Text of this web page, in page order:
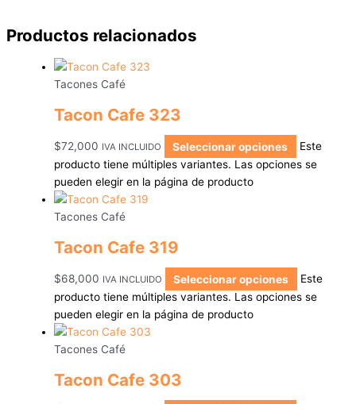
Productos relacionados
Tacones Café
Tacon Cafe 323
$72,000 IVA INCLUIDO Seleccionar opciones
Este
producto tiene múltiples variantes. Las opciones se
pueden elegir en la página de producto
Tacones Café
Tacon Cafe 319
$68,000 IVA INCLUIDO Seleccionar opciones
Este
producto tiene múltiples variantes. Las opciones se
pueden elegir en la página de producto
Tacones Café
Tacon Cafe 303